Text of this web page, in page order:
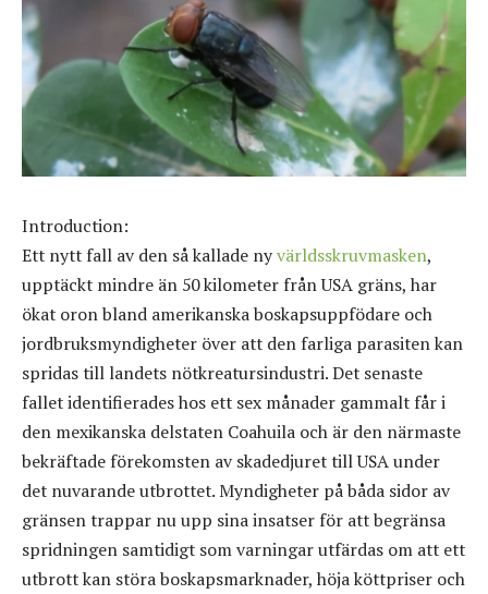
Introduction:
Ett nytt fall av den så kallade nyvärldsskruvmasken,
upptäckt mindre än 50 kilometer från USA gräns, har
ökat oron bland amerikanska boskapsuppfödare och
jordbruksmyndigheter över att den farliga parasiten kan
spridas till landets nötkreatursindustri. Det senaste
fallet identifierades hos ett sex månader gammalt får i
den mexikanska delstaten Coahuila och är den närmaste
bekräftade förekomsten av skadedjuret till USA under
det nuvarande utbrottet. Myndigheter på båda sidor av
gränsen trappar nu upp sina insatser för att begränsa
spridningen samtidigt som varningar utfärdas om att ett
utbrott kan störa boskapsmarknader, höja köttpriser och